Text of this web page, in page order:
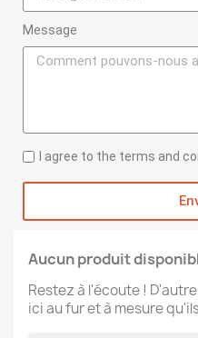
Message
I agree to the terms and
Aucun produit
Restez à l'écoute !
ici au fur et à mesure